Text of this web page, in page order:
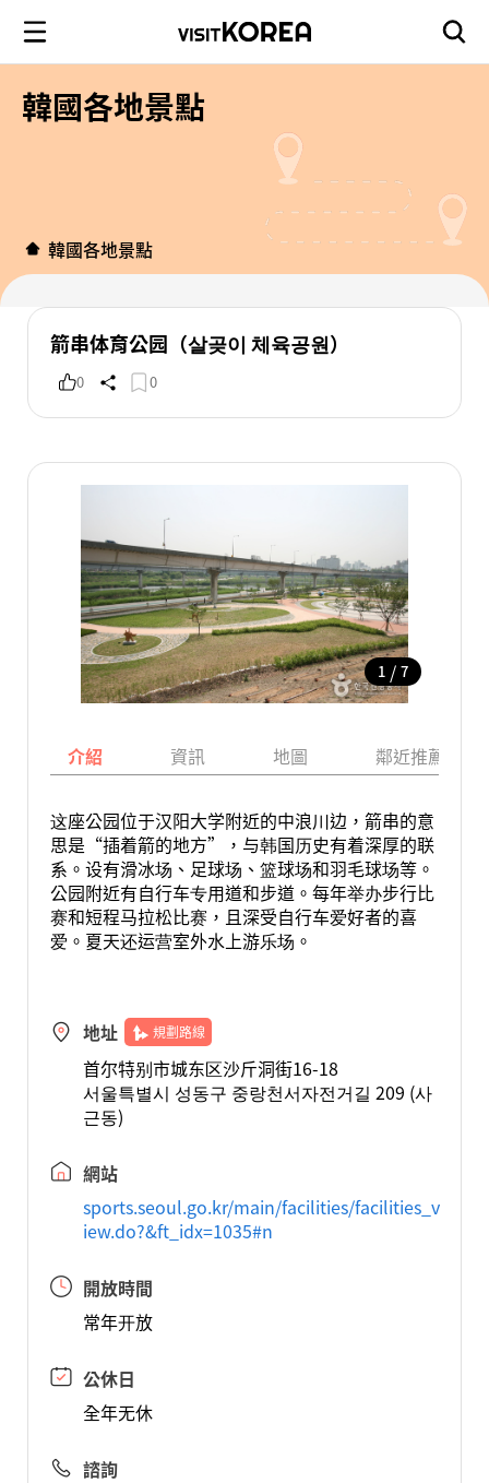
韓國各地景點
韓國各地景點
箭串体育公园（살곶이 체육공원）
0 0
1 / 7
介紹 資訊 地圖 鄰近推薦景點
这座公园位于汉阳大学附近的中浪川边，箭串的意
思是“插着箭的地方”，与韩国历史有着深厚的联
系。设有滑冰场、足球场、篮球场和羽毛球场等。
公园附近有自行车专用道和步道。每年举办步行比
赛和短程马拉松比赛，且深受自行车爱好者的喜
爱。夏天还运营室外水上游乐场。
地址 規劃路線
首尔特别市城东区沙斤洞街16-18
서울특별시 성동구 중랑천서자전거길 209 (사
근동)
網站
sports.seoul.go.kr/main/facilities/facilities_v
iew.do?&ft_idx=1035#n
開放時間
常年开放
公休日
全年无休
諮詢